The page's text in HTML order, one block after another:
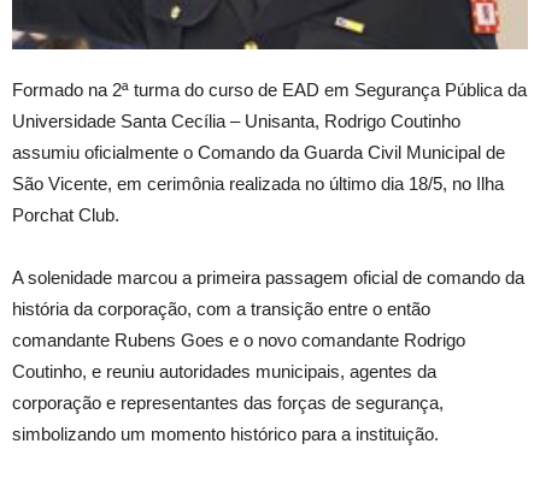
Formado na 2ª turma do curso de EAD em Segurança Pública da
Universidade Santa Cecília – Unisanta, Rodrigo Coutinho
assumiu oficialmente o Comando da Guarda Civil Municipal de
São Vicente, em cerimônia realizada no último dia 18/5, no Ilha
Porchat Club.
A solenidade marcou a primeira passagem oficial de comando da
história da corporação, com a transição entre o então
comandante Rubens Goes e o novo comandante Rodrigo
Coutinho, e reuniu autoridades municipais, agentes da
corporação e representantes das forças de segurança,
simbolizando um momento histórico para a instituição.